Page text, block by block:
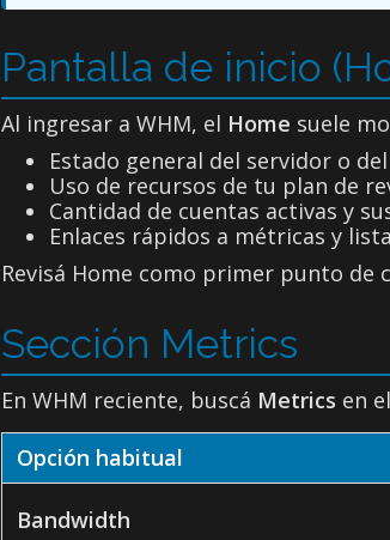
Pantalla de inicio
Al ingresar a WHM, el Home suele
Estado general del servidor o
Uso de recursos de tu plan de
Cantidad de cuentas activas y
Enlaces rápidos a métricas y
Revisá Home como primer punto de
Sección Metrics
En WHM reciente, buscá Metrics en
Opción habitual
Bandwidth